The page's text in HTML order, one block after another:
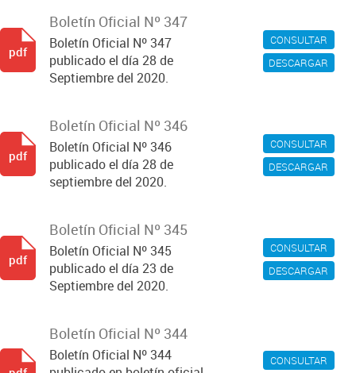
CONSULTAR
DESCARGAR
Boletín Oficial Nº 347
Boletín Oficial Nº 347
publicado el día 28 de
Septiembre del 2020.
pdf
CONSULTAR
DESCARGAR
Boletín Oficial Nº 346
Boletín Oficial Nº 346
publicado el día 28 de
septiembre del 2020.
pdf
CONSULTAR
DESCARGAR
Boletín Oficial Nº 345
Boletín Oficial Nº 345
publicado el día 23 de
Septiembre del 2020.
pdf
CONSULTAR
Boletín Oficial Nº 344
Boletín Oficial Nº 344